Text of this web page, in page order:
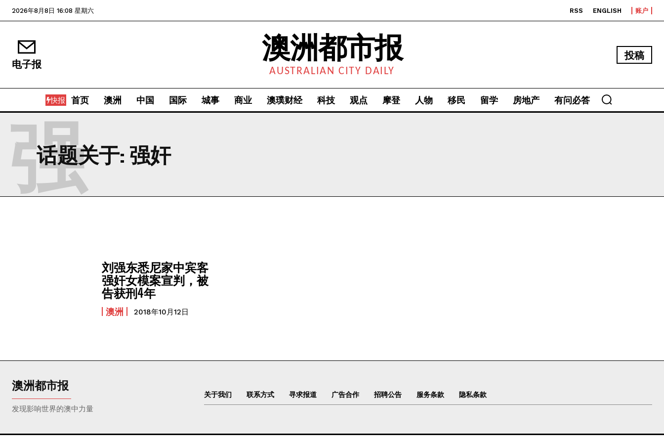
2026年8月8日 16:08 星期六 RSS ENGLISH 账户
电子报 澳洲都市报
AUSTRALIAN CITY DAILY
投稿
快报 首页 澳洲 中国 国际 城事 商业 澳璞财经 科技 观点 摩登 人物 移民 留学 房地产 有问必答
话题关于: 强奸
强
刘强东悉尼家中宾客
强奸女模案宣判，被
告获刑4年
澳洲 2018年10月12日
澳洲都市报
发现影响世界的澳中力量
关于我们 联系方式 寻求报道 广告合作 招聘公告 服务条款 隐私条款